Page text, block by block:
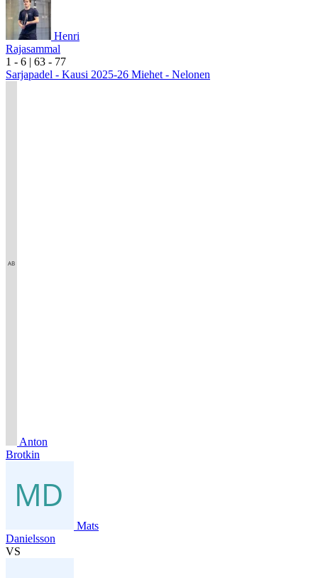
Henri
Rajasammal
1 - 6 | 63 - 77
Sarjapadel - Kausi 2025-26 Miehet - Nelonen
Anton
Brotkin
Mats
Danielsson
VS